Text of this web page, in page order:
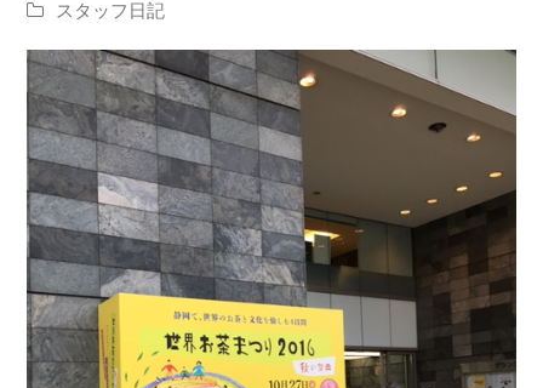
スタッフ日記